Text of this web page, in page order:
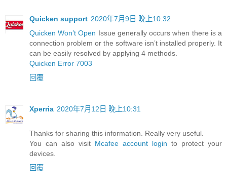
Quicken support 2020年7月9日 晚上10:32
Quicken Won’t Open Issue generally occurs when there is a
connection problem or the software isn’t installed properly. It
can be easily resolved by applying 4 methods.
Quicken Error 7003
回覆
Xperria 2020年7月12日 晚上10:31
Thanks for sharing this information. Really very useful.
You can also visit Mcafee account login to protect your
devices.
回覆